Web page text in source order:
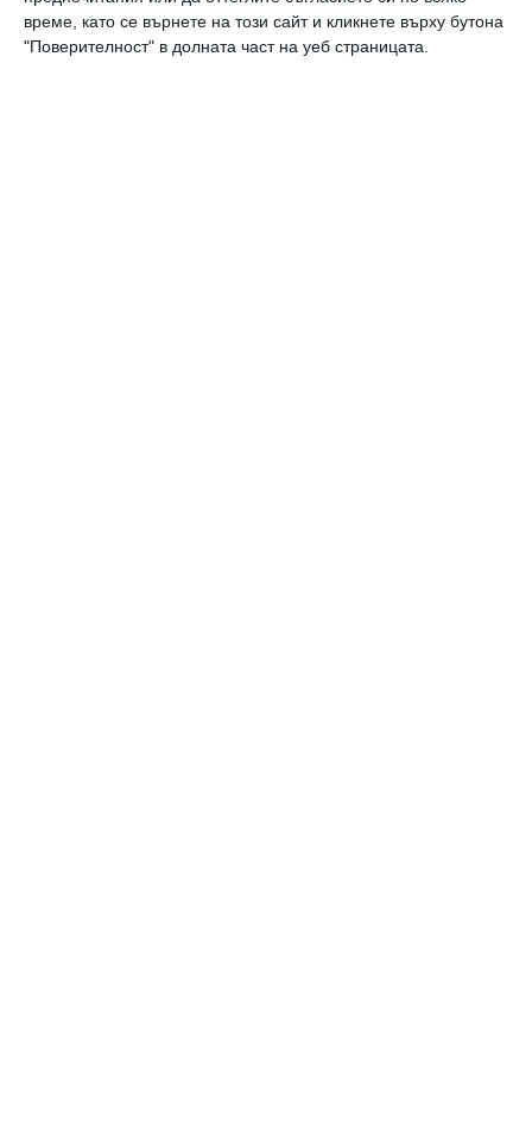
време, като се върнете на този сайт и кликнете върху бутона
"Поверителност" в долната част на уеб страницата.
Слухът на бебето се изследва веднага след